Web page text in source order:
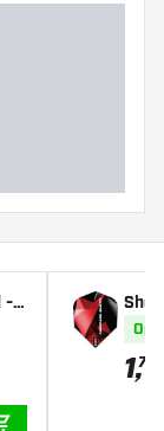
-
d.6
Op
1,75